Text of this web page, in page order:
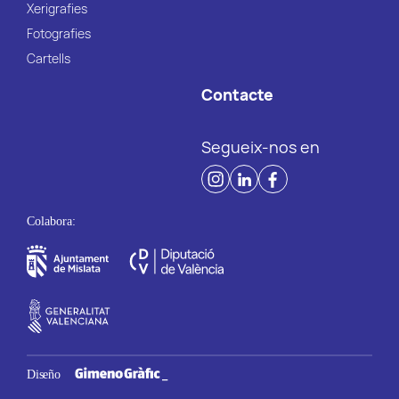
Xerigrafies
Fotografies
Cartells
Contacte
Segueix-nos en